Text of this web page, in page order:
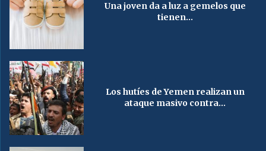
Una joven da a luz a gemelos que
tienen...
Los hutíes de Yemen realizan un
ataque masivo contra...